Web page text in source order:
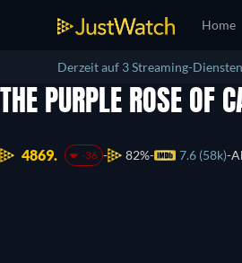
Home
Derzeit auf 3 Streaming-
THE PURPLE ROSE OF
4869. -36 82% 7.6 (58k)